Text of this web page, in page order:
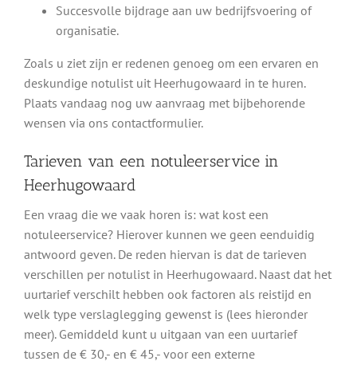
Succesvolle bijdrage aan uw bedrijfsvoering of
organisatie.
Zoals u ziet zijn er redenen genoeg om een ervaren en
deskundige notulist uit Heerhugowaard in te huren.
Plaats vandaag nog uw aanvraag met bijbehorende
wensen via ons contactformulier.
Tarieven van een notuleerservice in
Heerhugowaard
Een vraag die we vaak horen is: wat kost een
notuleerservice? Hierover kunnen we geen eenduidig
antwoord geven. De reden hiervan is dat de tarieven
verschillen per notulist in Heerhugowaard. Naast dat het
uurtarief verschilt hebben ook factoren als reistijd en
welk type verslaglegging gewenst is (lees hieronder
meer). Gemiddeld kunt u uitgaan van een uurtarief
tussen de € 30,- en € 45,- voor een externe